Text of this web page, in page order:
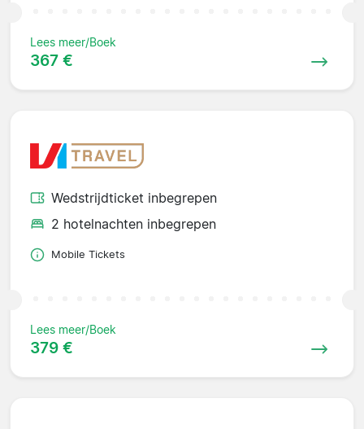
Lees meer/Boek
367 €
Wedstrijdticket inbegrepen
2 hotelnachten inbegrepen
Mobile Tickets
Lees meer/Boek
379 €